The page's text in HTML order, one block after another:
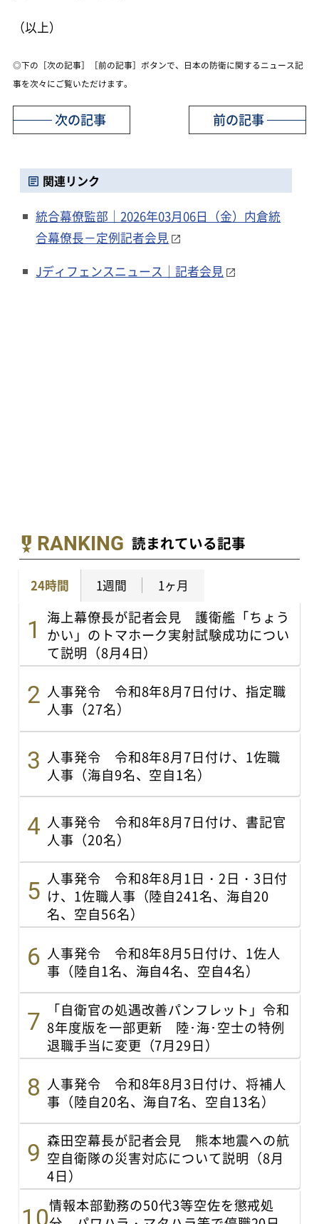
（以上）
◎下の［次の記事］［前の記事］ボタンで、日本の防衛に関するニュース記
事を次々にご覧いただけます。
前の記事
次の記事
関連リンク
統合幕僚監部｜2026年03月06日（金）内倉統
合幕僚長－定例記者会見
Jディフェンスニュース｜記者会見
RANKING 読まれている記事
24時間 1週間 1ヶ月
海上幕僚長が記者会見 護衛艦「ちょう
かい」のトマホーク実射試験成功につい
て説明（8月4日）
人事発令 令和8年8月7日付け、指定職
人事（27名）
人事発令 令和8年8月7日付け、1佐職
人事（海自9名、空自1名）
人事発令 令和8年8月7日付け、書記官
人事（20名）
人事発令 令和8年8月1日・2日・3日付
け、1佐職人事（陸自241名、海自20
名、空自56名）
人事発令 令和8年8月5日付け、1佐人
事（陸自1名、海自4名、空自4名）
「自衛官の処遇改善パンフレット」令和
8年度版を一部更新 陸･海･空士の特例
退職手当に変更（7月29日）
人事発令 令和8年8月3日付け、将補人
事（陸自20名、海自7名、空自13名）
森田空幕長が記者会見 熊本地震への航
空自衛隊の災害対応について説明（8月
4日）
情報本部勤務の50代3等空佐を懲戒処